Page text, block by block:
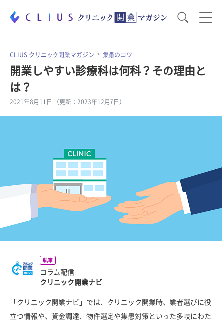
お役立ち資料 運営・経営のポイント
開業医のリアル
CLIUS クリニック開業マガジン 集患のコツ
開業しやすい診療科は何科？その理由と
は？
2021年8月11日 （更新：2023年12月7日）
執筆
コラム配信
クリニック開業ナビ
「クリニック開業ナビ」では、クリニック開業時、業者選びに役
立つ情報や、資金調達、物件選定や集患対策といった多岐にわた